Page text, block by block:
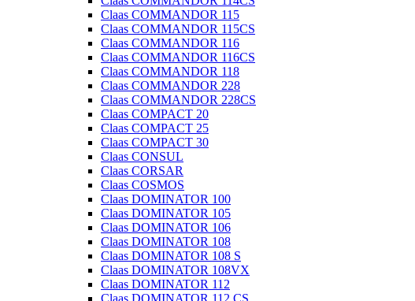
Claas COMMANDOR 115
Claas COMMANDOR 115CS
Claas COMMANDOR 116
Claas COMMANDOR 116CS
Claas COMMANDOR 118
Claas COMMANDOR 228
Claas COMMANDOR 228CS
Claas COMPACT 20
Claas COMPACT 25
Claas COMPACT 30
Claas CONSUL
Claas CORSAR
Claas COSMOS
Claas DOMINATOR 100
Claas DOMINATOR 105
Claas DOMINATOR 106
Claas DOMINATOR 108
Claas DOMINATOR 108 S
Claas DOMINATOR 108VX
Claas DOMINATOR 112
Claas DOMINATOR 112 CS